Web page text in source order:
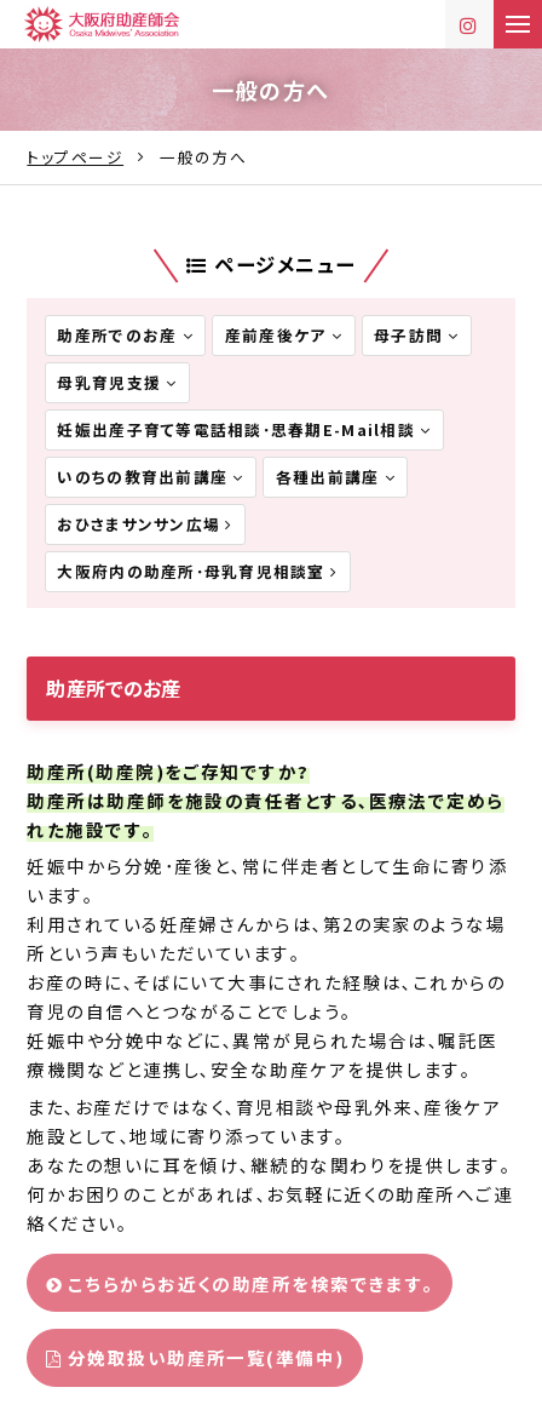
t
o
一般の方へ
トップページ 一般の方へ
ページメニュー
助産所でのお産 産前産後ケア 母子訪問
母乳育児支援
妊娠出産子育て等電話相談･思春期E-Mail相談
いのちの教育出前講座 各種出前講座
おひさまサンサン広場
大阪府内の助産所･母乳育児相談室
助産所でのお産
助産所(助産院)をご存知ですか?
助産所は助産師を施設の責任者とする､医療法で定めら
れた施設です｡
妊娠中から分娩･産後と､常に伴走者として生命に寄り添
います｡
利用されている妊産婦さんからは､第2の実家のような場
所という声もいただいています｡
お産の時に､そばにいて大事にされた経験は､これからの
育児の自信へとつながることでしょう｡
妊娠中や分娩中などに､異常が見られた場合は､嘱託医
療機関などと連携し､安全な助産ケアを提供します｡
また､お産だけではなく､育児相談や母乳外来､産後ケア
施設として､地域に寄り添っています｡
あなたの想いに耳を傾け､継続的な関わりを提供します｡
何かお困りのことがあれば､お気軽に近くの助産所へご連
絡ください｡
こちらからお近くの助産所を検索できます｡
分娩取扱い助産所一覧(準備中)